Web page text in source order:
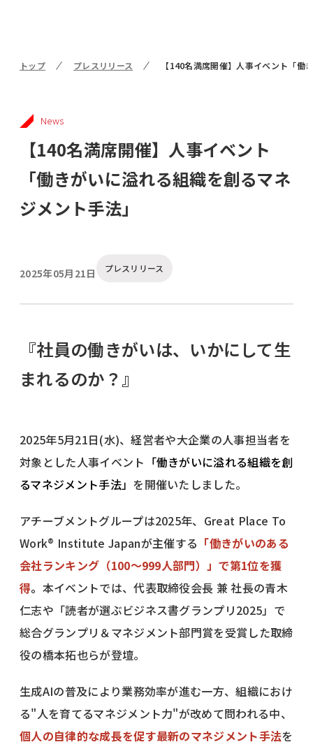
トップ プレスリリース 【140名満席開催】人事イベント「働
News
【140名満席開催】人事イベント
「働きがいに溢れる組織を創るマネ
ジメント手法」
2025年05月21日 プレスリリース
『社員の働きがいは、いかにして生
まれるのか？』
2025年5月21日(水)、経営者や大企業の人事担当者を
対象とした人事イベント 「働きがいに溢れる組織を創
るマネジメント手法」 を開催いたしました。
アチーブメントグループは2025年、Great Place To
Work® Institute Japanが主催する 「働きがいのある
会社ランキング（100～999人部門）」で第1位を獲
得。 本イベントでは、代表取締役会長 兼 社長の青木
仁志や「読者が選ぶビジネス書グランプリ2025」で
総合グランプリ＆マネジメント部門賞を受賞した取締
役の橋本拓也らが登壇。
生成AIの普及により業務効率が進む一方、組織におけ
る"人を育てるマネジメント力"が改めて問われる中、
個人の自律的な成長を促す最新のマネジメント手法を